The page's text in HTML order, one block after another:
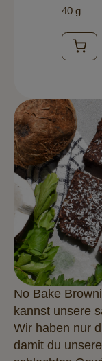
40 g
No Bake
kannst unsere
Wir haben nur
damit du